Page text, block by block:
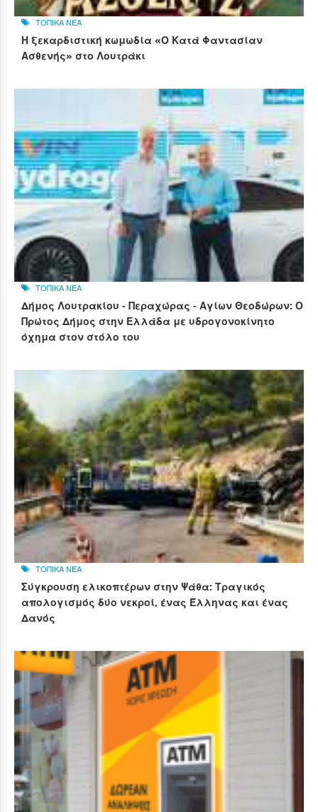
ΤΟΠΙΚΑ ΝΕΑ
Η ξεκαρδιστική κωμωδία «Ο Κατά Φαντασίαν
Ασθενής» στο Λουτράκι
ΤΟΠΙΚΑ ΝΕΑ
Δήμος Λουτρακίου - Περαχώρας - Αγίων Θεοδώρων: Ο
Πρώτος Δήμος στην Ελλάδα με υδρογονοκίνητο
όχημα στον στόλο του
ΤΟΠΙΚΑ ΝΕΑ
Σύγκρουση ελικοπτέρων στην Ψάθα: Τραγικός
απολογισμός δύο νεκροί, ένας Έλληνας και ένας
Δανός